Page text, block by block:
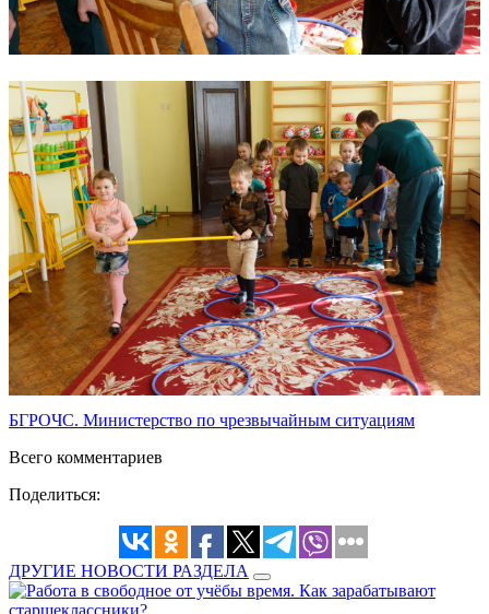
БГРОЧС. Министерство по чрезвычайным ситуациям
Всего комментариев
Поделиться:
ДРУГИЕ НОВОСТИ РАЗДЕЛА